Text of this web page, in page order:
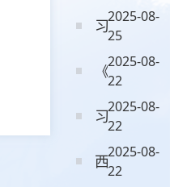
习近平将
2025-08-
25
《习近平
2025-08-
22
习近平在
2025-08-
22
西藏自治
2025-08-
22